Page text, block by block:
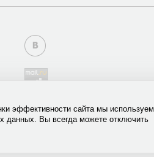
эффективности сайта мы используем
данных. Вы всегда можете отключить